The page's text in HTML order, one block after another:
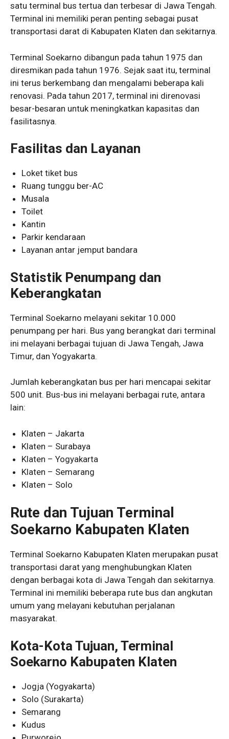
satu terminal bus tertua dan terbesar di Jawa Tengah.
Terminal ini memiliki peran penting sebagai pusat
transportasi darat di Kabupaten Klaten dan sekitarnya.
Terminal Soekarno dibangun pada tahun 1975 dan
diresmikan pada tahun 1976. Sejak saat itu, terminal
ini terus berkembang dan mengalami beberapa kali
renovasi. Pada tahun 2017, terminal ini direnovasi
besar-besaran untuk meningkatkan kapasitas dan
fasilitasnya.
Fasilitas dan Layanan
Loket tiket bus
Ruang tunggu ber-AC
Musala
Toilet
Kantin
Parkir kendaraan
Layanan antar jemput bandara
Statistik Penumpang dan
Keberangkatan
Terminal Soekarno melayani sekitar 10.000
penumpang per hari. Bus yang berangkat dari terminal
ini melayani berbagai tujuan di Jawa Tengah, Jawa
Timur, dan Yogyakarta.
Jumlah keberangkatan bus per hari mencapai sekitar
500 unit. Bus-bus ini melayani berbagai rute, antara
lain:
Klaten – Jakarta
Klaten – Surabaya
Klaten – Yogyakarta
Klaten – Semarang
Klaten – Solo
Rute dan Tujuan Terminal
Soekarno Kabupaten Klaten
Terminal Soekarno Kabupaten Klaten merupakan pusat
transportasi darat yang menghubungkan Klaten
dengan berbagai kota di Jawa Tengah dan sekitarnya.
Terminal ini memiliki beberapa rute bus dan angkutan
umum yang melayani kebutuhan perjalanan
masyarakat.
Kota-Kota Tujuan, Terminal
Soekarno Kabupaten Klaten
Jogja (Yogyakarta)
Solo (Surakarta)
Semarang
Kudus